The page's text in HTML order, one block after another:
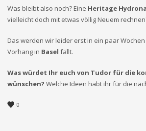
Was bleibt also noch? Eine Heritage
vielleicht doch mit etwas völlig Neuem
Das werden wir leider erst in ein paar
Vorhang in Basel fällt.
Was würdet Ihr euch von Tudor für die
wünschen? Welche Ideen habt ihr für die
0